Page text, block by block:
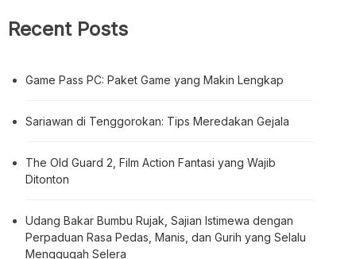
Recent Posts
Game Pass PC: Paket Game yang Makin Lengkap
Sariawan di Tenggorokan: Tips Meredakan Gejala
The Old Guard 2, Film Action Fantasi yang Wajib
Ditonton
Udang Bakar Bumbu Rujak, Sajian Istimewa dengan
Perpaduan Rasa Pedas, Manis, dan Gurih yang Selalu
Menggugah Selera